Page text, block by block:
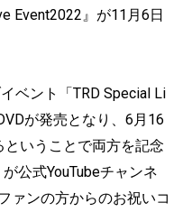
Event2022』が11月6日
ベント「TRD Special Li
が発売となり、6月16
いうことで両方を記念
公式YouTubeチャンネ
ァンの方からのお祝いコ